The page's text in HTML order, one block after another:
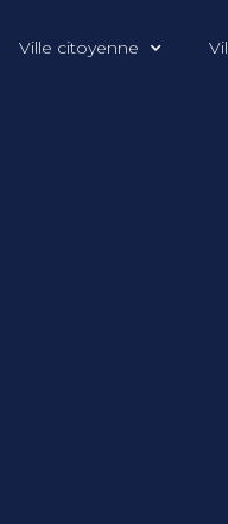
Ville citoyenne